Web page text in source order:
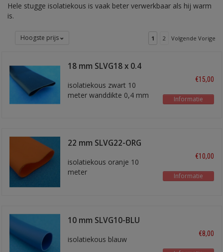
Hele stugge isolatiekous is vaak beter verwerkbaar als hij warm
is.
Hoogste prijs 1 2 Volgende Vorige
18 mm SLVG18 x 0.4
isolatiekous zwart 10
meter wanddikte 0,4 mm
€15,00
Informatie
22 mm SLVG22-ORG
isolatiekous oranje 10
meter
€10,00
Informatie
10 mm SLVG10-BLU
isolatiekous blauw
€8,00